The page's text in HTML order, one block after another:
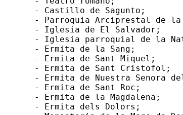
  - Castillo de Sagunto;
- Parroquia Arciprestal de
  - Iglesia de El Salvador;
- Iglesia parroquial de la
  - Ermita de la Sang;
  - Ermita de Sant Miquel;
  - Ermita de Sant Cristofol;
- Ermita de Nuestra Senora
  - Ermita de Sant Roc;
  - Ermita de la Magdalena;
  - Ermita dels Dolors;